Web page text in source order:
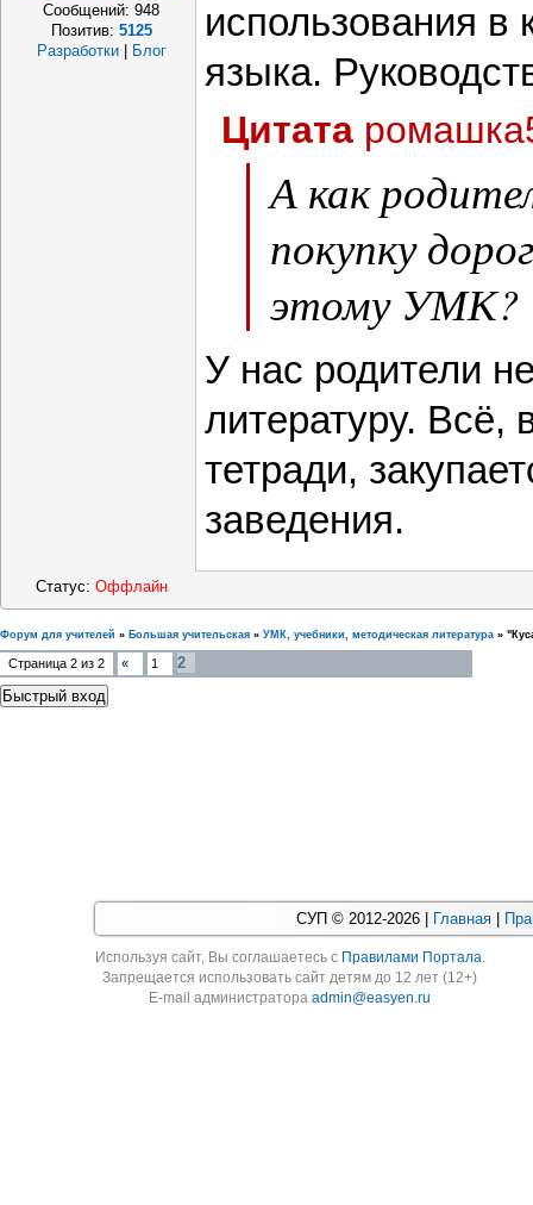
Сообщений:948
Позитив: 5125
Разработки
Блог
использования в
языка.
Цитата
А как
покупку
этому УМК?
У нас родители
литературу. Всё,
тетради,
заведения.
Статус: Оффлайн
Форум для учителей » Большая учительская » УМК, учебники, методическая литература »
Страница 2 из 2 « 1 2
СУП © 2012-2026 | Главная
Используя cайт, Вы соглашаетесь с Правилами Портала.
Запрещается использовать сайт детям до 12 лет (12+)
E-mail администратораadmin@easyen.ru